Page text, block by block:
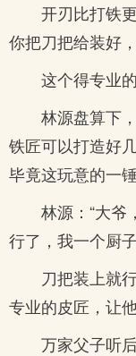
开刃比打铁
你把刀把给装好
这个得专业
林源盘算下
铁匠可以打造好
毕竟这玩意的一
林源：“大爷
行了，我一个厨
刀把装上就
专业的皮匠，让
万家父子听